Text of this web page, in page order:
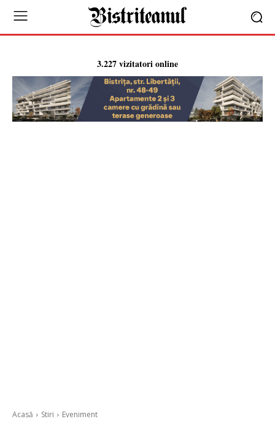
3.227 vizitatori online
Acasă Stiri Eveniment